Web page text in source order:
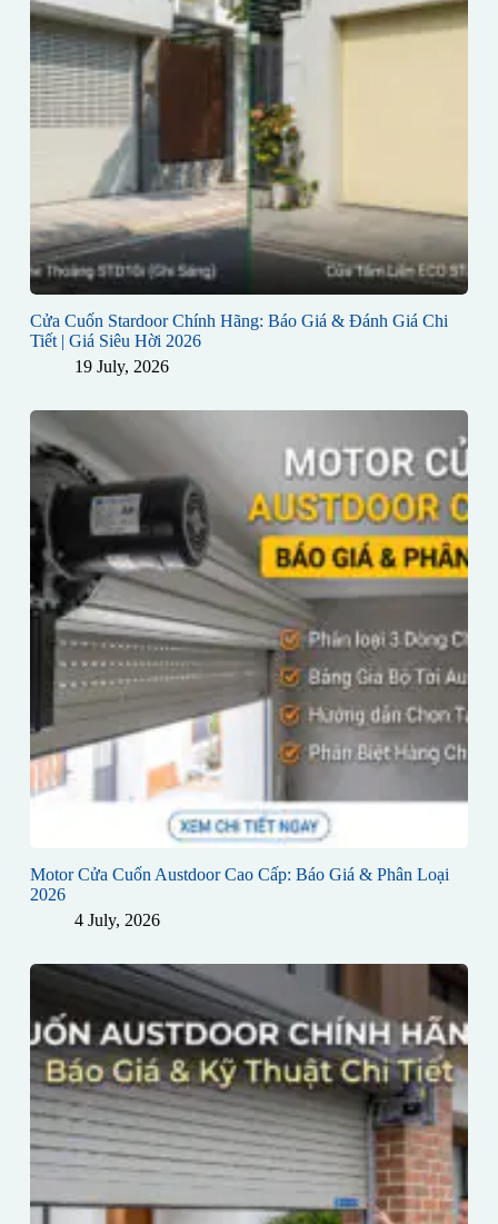
Cửa Cuốn Stardoor Chính Hãng: Báo Giá & Đánh Giá Chi
Tiết | Giá Siêu Hời 2026
19 July, 2026
Motor Cửa Cuốn Austdoor Cao Cấp: Báo Giá & Phân Loại
2026
4 July, 2026